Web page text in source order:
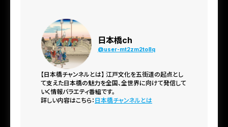
日本橋ch
@user-mt2zm2to8q
【日本橋チャンネルとは】 江戸文化を五街道の起点とし
て支えた日本橋の魅力を全国、全世界に向けて発信して
いく情報バラエティ番組です。
詳しい内容はこちら： 日本橋チャンネルとは